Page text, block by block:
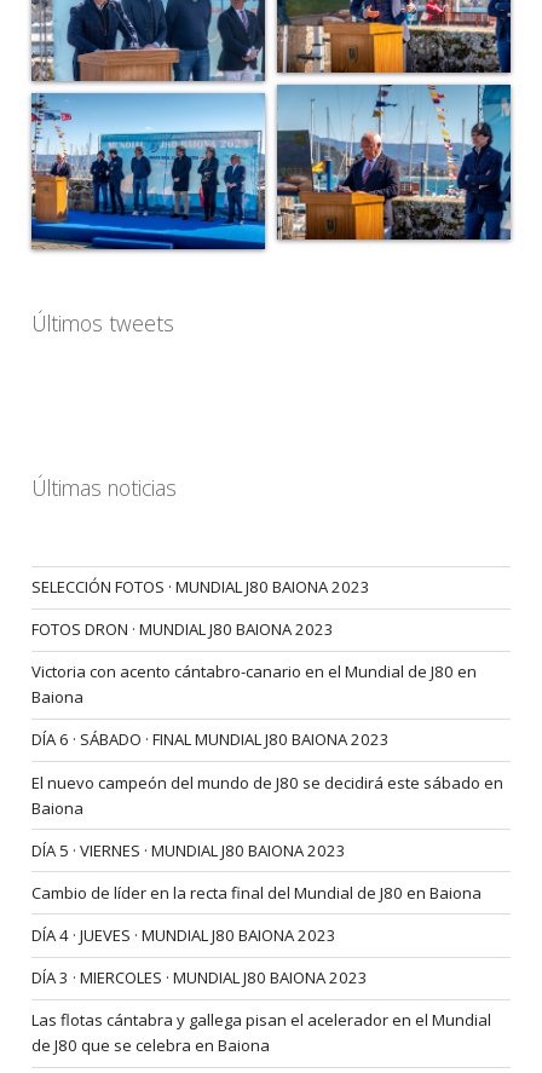
Últimos tweets
Últimas noticias
SELECCIÓN FOTOS · MUNDIAL J80 BAIONA 2023
FOTOS DRON · MUNDIAL J80 BAIONA 2023
Victoria con acento cántabro-canario en el Mundial de J80 en
Baiona
DÍA 6 · SÁBADO · FINAL MUNDIAL J80 BAIONA 2023
El nuevo campeón del mundo de J80 se decidirá este sábado en
Baiona
DÍA 5 · VIERNES · MUNDIAL J80 BAIONA 2023
Cambio de líder en la recta final del Mundial de J80 en Baiona
DÍA 4 · JUEVES · MUNDIAL J80 BAIONA 2023
DÍA 3 · MIERCOLES · MUNDIAL J80 BAIONA 2023
Las flotas cántabra y gallega pisan el acelerador en el Mundial
de J80 que se celebra en Baiona